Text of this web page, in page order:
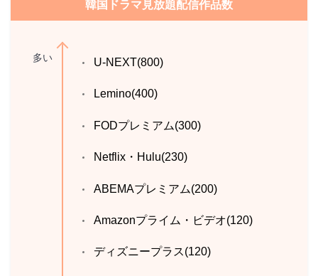
韓国ドラマ見放題配信作品数
多い U-NEXT(800)
Lemino(400)
FODプレミアム(300)
Netflix・Hulu(230)
ABEMAプレミアム(200)
Amazonプライム・ビデオ(120)
ディズニープラス(120)